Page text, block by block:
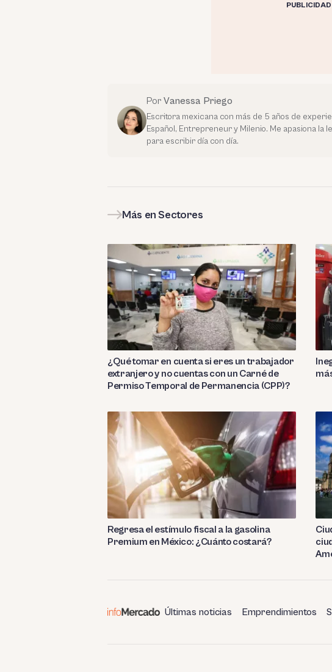
PUBLICIDAD
Por Vanessa Priego
Escritora mexicana con más de 5 años de
Español, Entrepreneur y Milenio. Me apasiona la
para escribir día con día.
Más en Sectores
¿Qué tomar en cuenta si eres un trabajador
extranjero y no cuentas con un Carné de
Permiso Temporal de Permanencia (CPP)?
Regresa el estímulo fiscal a la gasolina
Premium en México: ¿Cuánto costará?
Últimas noticias Emprendimientos